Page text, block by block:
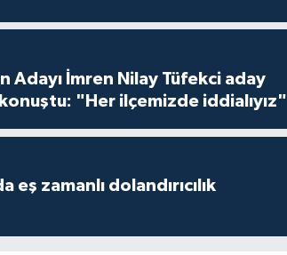
Adayı İmren Nilay Tüfekci aday
"Her ilçemizde iddialıyız"
eş zamanlı dolandırıcılık